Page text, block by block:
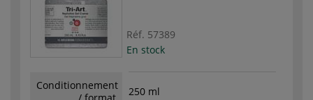
Réf. 57389
En stock
Conditionnement
250 ml